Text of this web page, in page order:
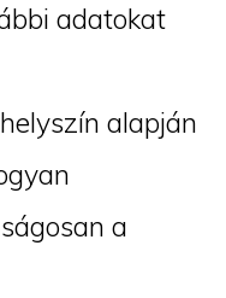
adatokat
alapján
a